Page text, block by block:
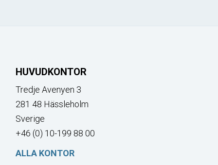
HUVUDKONTOR
Tredje Avenyen 3
281 48 Hässleholm
Sverige
+46 (0) 10-199 88 00
ALLA KONTOR